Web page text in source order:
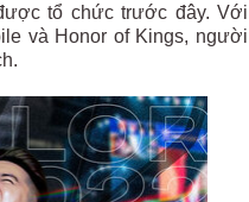
tổ chức trước đây. Với
và Honor of Kings, người